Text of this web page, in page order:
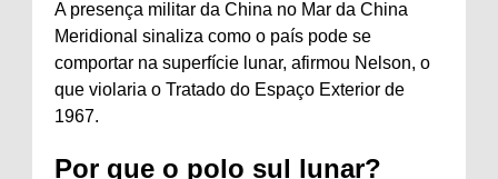
A presença militar da China no Mar da China
Meridional sinaliza como o país pode se
comportar na superfície lunar, afirmou Nelson, o
que violaria o Tratado do Espaço Exterior de
1967.
Por que o polo sul lunar?